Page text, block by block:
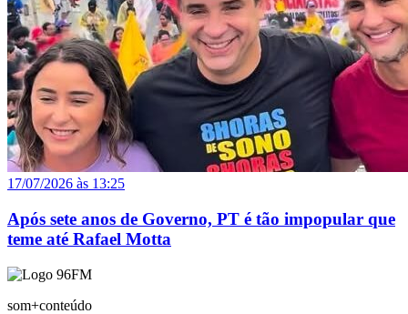
17/07/2026 às 13:25
Após sete anos de Governo, PT é tão impopular que
teme até Rafael Motta
som+conteúdo